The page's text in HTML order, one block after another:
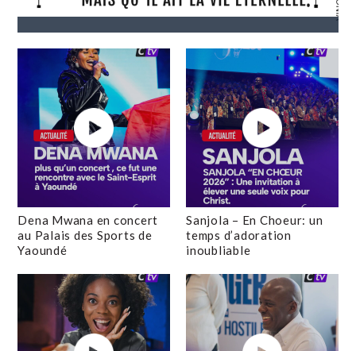
Dena Mwana en concert
au Palais des Sports de
Yaoundé
Sanjola – En Choeur: un
temps d’adoration
inoubliable